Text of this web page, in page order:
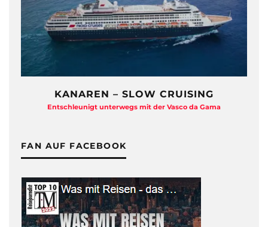
KANAREN – SLOW CRUISING
Entschleunigt unterwegs mit der Vasco da Gama
FAN AUF FACEBOOK